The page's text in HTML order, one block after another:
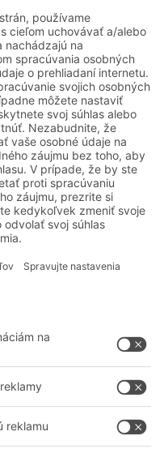
komponentov
O nás